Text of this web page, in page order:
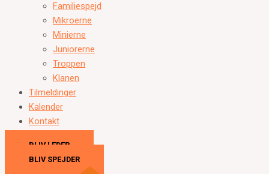
Familiespejd
Mikroerne
Minierne
Juniorerne
Troppen
Klanen
Tilmeldinger
Kalender
Kontakt
BLIV LEDER
BLIV SPEJDER